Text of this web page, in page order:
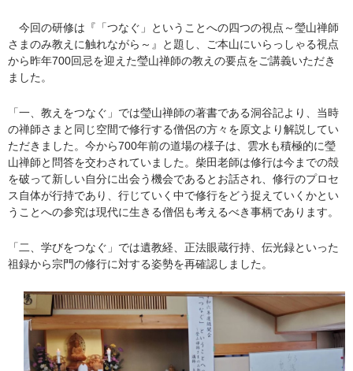
今回の研修は『「つなぐ」ということへの四つの視点～瑩山禅師
さまのみ教えに触れながら～』と題し、ご本山にいらっしゃる視点
から昨年700回忌を迎えた瑩山禅師の教えの要点をご講義いただき
ました。
「一、教えをつなぐ」では瑩山禅師の著書である洞谷記より、当時
の禅師さまと同じ空間で修行する僧侶の方々を原文より解説してい
ただきました。今から700年前の道場の様子は、雲水も積極的に瑩
山禅師と問答を交わされていました。柴田老師は修行は今までの殻
を破って新しい自分に出会う機会であるとお話され、修行のプロセ
ス自体が行持であり、行じていく中で修行をどう捉えていくかとい
うことへの参究は現代に生きる僧侶も考えるべき事柄であります。
「二、学びをつなぐ」では遺教経、正法眼蔵行持、伝光録といった
祖録から宗門の修行に対する姿勢を再確認しました。